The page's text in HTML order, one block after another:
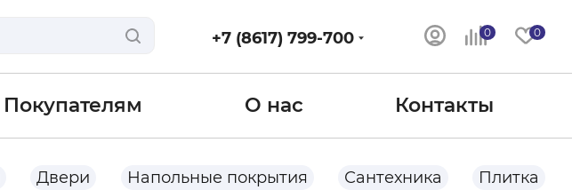
0 0
+7 (8617) 799-700
Покупателям О нас Контакты
Двери Напольные покрытия Сантехника Плитка